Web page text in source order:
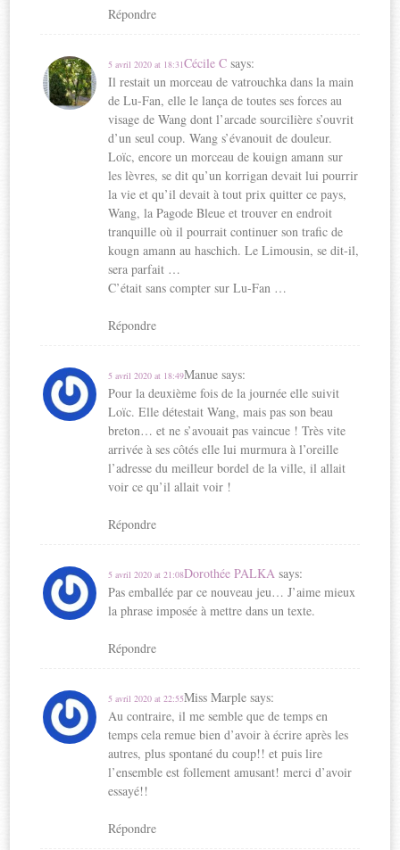
Répondre
Cécile C says:
5 avril 2020 at 18:31
Il restait un morceau de vatrouchka dans la main
de Lu-Fan, elle le lança de toutes ses forces au
visage de Wang dont l’arcade sourcilière s’ouvrit
d’un seul coup. Wang s’évanouit de douleur.
Loïc, encore un morceau de kouign amann sur
les lèvres, se dit qu’un korrigan devait lui pourrir
la vie et qu’il devait à tout prix quitter ce pays,
Wang, la Pagode Bleue et trouver en endroit
tranquille où il pourrait continuer son trafic de
kougn amann au haschich. Le Limousin, se dit-il,
sera parfait …
C’était sans compter sur Lu-Fan …
Répondre
Manue says:
5 avril 2020 at 18:49
Pour la deuxième fois de la journée elle suivit
Loïc. Elle détestait Wang, mais pas son beau
breton… et ne s’avouait pas vaincue ! Très vite
arrivée à ses côtés elle lui murmura à l’oreille
l’adresse du meilleur bordel de la ville, il allait
voir ce qu’il allait voir !
Répondre
Dorothée PALKA says:
5 avril 2020 at 21:08
Pas emballée par ce nouveau jeu… J’aime mieux
la phrase imposée à mettre dans un texte.
Répondre
Miss Marple says:
5 avril 2020 at 22:55
Au contraire, il me semble que de temps en
temps cela remue bien d’avoir à écrire après les
autres, plus spontané du coup!! et puis lire
l’ensemble est follement amusant! merci d’avoir
essayé!!
Répondre